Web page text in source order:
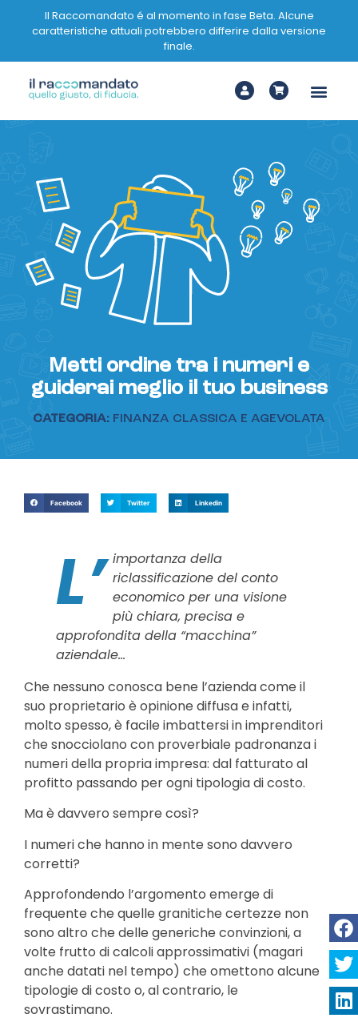
Il Raccomandato é al momento in fase Beta. Alcune
caratteristiche attuali potrebbero differire dalla versione
finale.
Metti ordine tra i numeri e
guiderai meglio il tuo business
CATEGORIA: FINANZA CLASSICA E AGEVOLATA
Facebook Twitter Linkedin
L’ importanza della
riclassificazione del conto
economico per una visione
più chiara, precisa e
approfondita della “macchina”
aziendale…
Che nessuno conosca bene l’azienda come il
suo proprietario è opinione diffusa e infatti,
molto spesso, è facile imbattersi in imprenditori
che snocciolano con proverbiale padronanza i
numeri della propria impresa: dal fatturato al
profitto passando per ogni tipologia di costo.
Ma è davvero sempre così?
I numeri che hanno in mente sono davvero
corretti?
Approfondendo l’argomento emerge di
frequente che quelle granitiche certezze non
sono altro che delle generiche convinzioni, a
volte frutto di calcoli approssimativi (magari
anche datati nel tempo) che omettono alcune
tipologie di costo o, al contrario, le
sovrastimano.